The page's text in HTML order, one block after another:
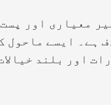
اور پست
ہے۔ ایسے ماحول
اور بلند